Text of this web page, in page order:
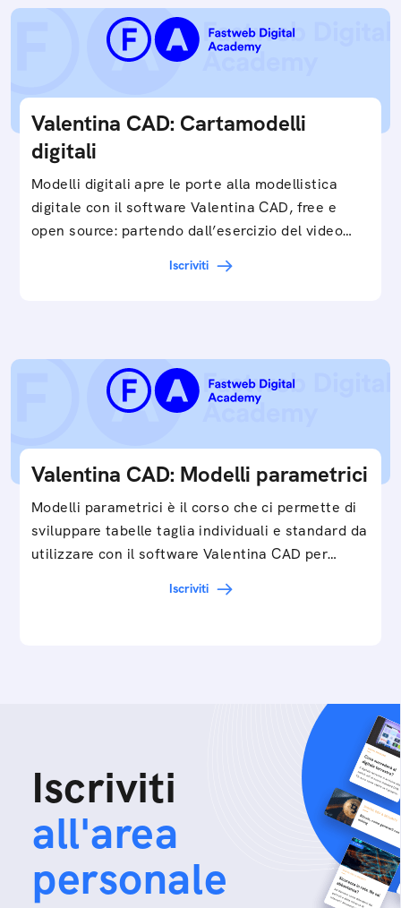
Valentina CAD: Cartamodelli
digitali
Modelli digitali apre le porte alla modellistica
digitale con il software Valentina CAD, free e
open source: partendo dall’esercizio del video…
Iscriviti
Valentina CAD: Modelli parametrici
Modelli parametrici è il corso che ci permette di
sviluppare tabelle taglia individuali e standard da
utilizzare con il software Valentina CAD per…
Iscriviti
Iscriviti
all'area
personale